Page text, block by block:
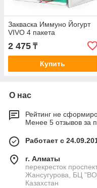
Закваска Иммуно Йогурт
VIVO 4 пакета
2 475 ₸
Купить
О нас
Рейтинг не
Менее 5 отзывов за
Работает с
г. Алматы
перекресток
Жансугурова, БЦ
Казахстан